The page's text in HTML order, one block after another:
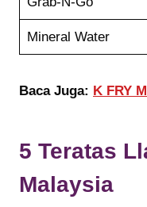
Mineral Water
Baca Juga: K FRY
5 Teratas
Malaysia